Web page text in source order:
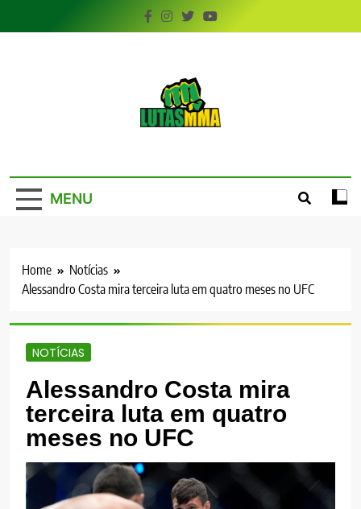
to
MENU
Home
Notícias
Alessandro Costa mira terceira luta em quatro meses no UFC
NOTÍCIAS
Alessandro Costa mira
terceira luta em quatro
meses no UFC